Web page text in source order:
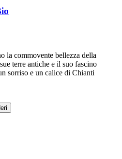
la commovente bellezza della
terre antiche e il suo fascino
sorriso e un calice di Chianti